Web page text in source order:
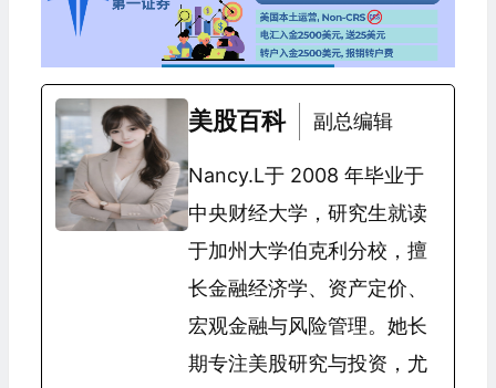
美股百科 副总编辑
Nancy.L于 2008 年毕业于
中央财经大学，研究生就读
于加州大学伯克利分校，擅
长金融经济学、资产定价、
宏观金融与风险管理。她长
期专注美股研究与投资，尤